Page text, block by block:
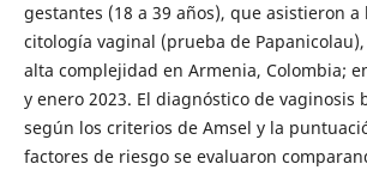
gestantes (18 a 39 años), que asistieron a
citología vaginal (prueba de
alta complejidad en Armenia, Colombia;
y enero 2023. El diagnóstico de vaginosis
según los criterios de Amsel y la
factores de riesgo se evaluaron